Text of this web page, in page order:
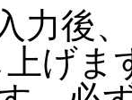
力後
げま